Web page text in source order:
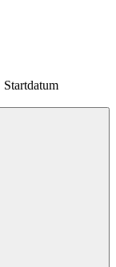
Startdatum